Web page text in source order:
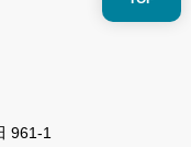
961-1